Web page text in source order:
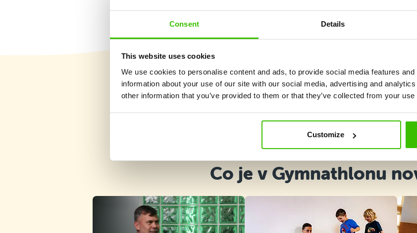
Consent Details
This website uses cookies
We use cookies to personalise content and ads, to provide social media features
information about your use of our site with our social media, advertising and
other information that you’ve provided to them or that they’ve collected from your
Customize
Vybrat kurz
Co je v Gymnathlonu